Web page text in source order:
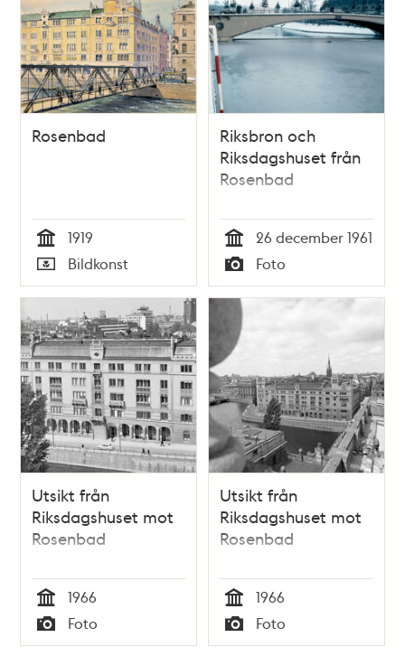
Rosenbad
Tid
1919
Typ
Bildkonst
Riksbron och
Riksdagshuset från
Rosenbad
Tid
26 december 1961
Typ
Foto
Utsikt från
Riksdagshuset mot
Rosenbad
Tid
1966
Typ
Foto
Utsikt från
Riksdagshuset mot
Rosenbad
Tid
1966
Typ
Foto